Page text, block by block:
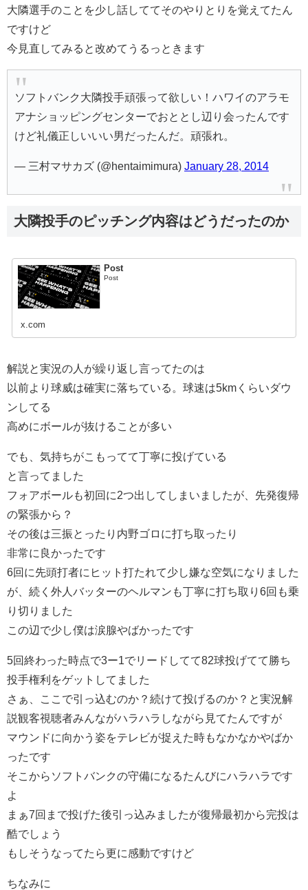
大隣選手のことを少し話しててそのやりとりを覚えてたん
ですけど
今見直してみると改めてうるっときます
ソフトバンク大隣投手頑張って欲しい！ハワイのアラモ
アナショッピングセンターでおととし辺り会ったんです
けど礼儀正しいいい男だったんだ。頑張れ。
— 三村マサカズ (@hentaimimura) January 28, 2014
大隣投手のピッチング内容はどうだったのか
Post
Post
x.com
解説と実況の人が繰り返し言ってたのは
以前より球威は確実に落ちている。球速は5kmくらいダウ
ンしてる
高めにボールが抜けることが多い
でも、気持ちがこもってて丁寧に投げている
と言ってました
フォアボールも初回に2つ出してしまいましたが、先発復帰
の緊張から？
その後は三振とったり内野ゴロに打ち取ったり
非常に良かったです
6回に先頭打者にヒット打たれて少し嫌な空気になりました
が、続く外人バッターのヘルマンも丁寧に打ち取り6回も乗
り切りました
この辺で少し僕は涙腺やばかったです
5回終わった時点で3ー1でリードしてて82球投げてて勝ち
投手権利をゲットしてました
さぁ、ここで引っ込むのか？続けて投げるのか？と実況解
説観客視聴者みんながハラハラしながら見てたんですが
マウンドに向かう姿をテレビが捉えた時もなかなかやばか
ったです
そこからソフトバンクの守備になるたんびにハラハラです
よ
まぁ7回まで投げた後引っ込みましたが復帰最初から完投は
酷でしょう
もしそうなってたら更に感動ですけど
ちなみに